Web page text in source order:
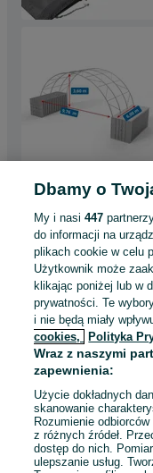
Dbamy o
My i nasi447
do informacji na
plikach cookie w celu
Użytkownik może
klikając poniżej lub w
prywatności. Te
i nie będą miały
cookies,
Polityka
Wraz z naszymi
zapewnienia:
Użycie dokładnych
skanowanie
Rozumienie
z różnych źródeł.
dostęp do nich.
ulepszanie usług.